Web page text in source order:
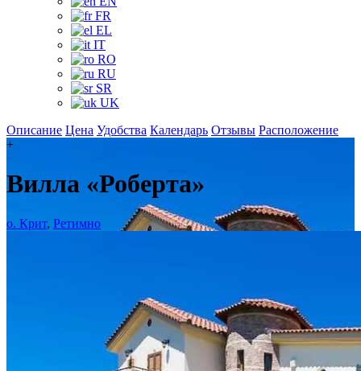
FR
EL
IT
RO
RU
SR
UK
Описание Цена Удобства Календарь Отзывы Расположение
+
Вилла «Роберта»
о. Крит, Ретимно